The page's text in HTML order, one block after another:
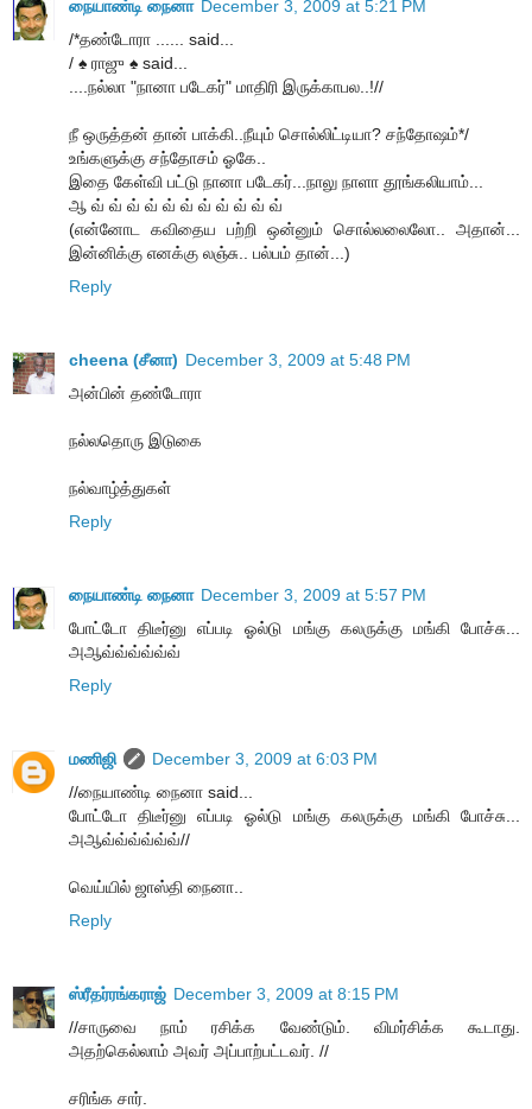
நையாண்டி நைனா December 3, 2009 at 5:21 PM
/*தண்டோரா ...... said...
/ ♠ ராஜு ♠ said...
....நல்லா "நானா படேகர்" மாதிரி இருக்காபல..!//
நீ ஒருத்தன் தான் பாக்கி..நீயும் சொல்லிட்டியா? சந்தோஷம்*/
உங்களுக்கு சந்தோசம் ஓகே..
இதை கேள்வி பட்டு நானா படேகர்...நாலு நாளா தூங்கலியாம்...
ஆ வ் வ் வ் வ் வ் வ் வ் வ் வ் வ் வ்
(என்னோட கவிதைய பற்றி ஒன்னும் சொல்லலைலோ.. அதான்...
இன்னிக்கு எனக்கு லஞ்சு.. பல்பம் தான்...)
Reply
cheena (சீனா) December 3, 2009 at 5:48 PM
அன்பின் தண்டோரா
நல்லதொரு இடுகை
நல்வாழ்த்துகள்
Reply
நையாண்டி நைனா December 3, 2009 at 5:57 PM
போட்டோ திடீர்னு எப்படி ஓல்டு மங்கு கலருக்கு மங்கி போச்சு...
அஆவ்வ்வ்வ்வ்வ்
Reply
மணிஜி
December 3, 2009 at 6:03 PM
//நையாண்டி நைனா said...
போட்டோ திடீர்னு எப்படி ஓல்டு மங்கு கலருக்கு மங்கி போச்சு...
அஆவ்வ்வ்வ்வ்வ்//
வெய்யில் ஜாஸ்தி நைனா..
Reply
ஸ்ரீதர்ரங்கராஜ் December 3, 2009 at 8:15 PM
//சாருவை நாம் ரசிக்க வேண்டும். விமர்சிக்க கூடாது.
அதற்கெல்லாம் அவர் அப்பாற்பட்டவர். //
சரிங்க சார்.